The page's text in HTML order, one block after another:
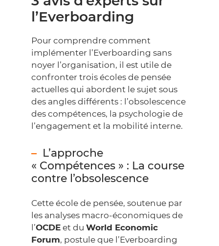
l’Everboarding
Pour comprendre comment
implémenter l’Everboarding sans
noyer l’organisation, il est utile de
confronter trois écoles de pensée
actuelles qui abordent le sujet sous
des angles différents : l’obsolescence
des compétences, la psychologie de
l’engagement et la mobilité interne.
L’approche
« Compétences » : La course
contre l’obsolescence
Cette école de pensée, soutenue par
les analyses macro-économiques de
l’OCDE et du World Economic
Forum, postule que l’Everboarding